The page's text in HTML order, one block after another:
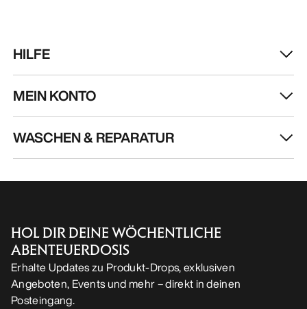
HILFE
MEIN KONTO
WASCHEN & REPARATUR
HOL DIR DEINE WÖCHENTLICHE
ABENTEUERDOSIS
Erhalte Updates zu Produkt-Drops, exklusiven
Angeboten, Events und mehr – direkt in deinen
Posteingang.